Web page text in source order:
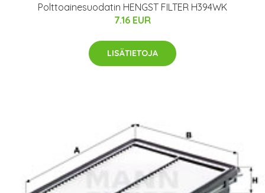
Polttoainesuodatin HENGST FILTER H394WK
7.16 EUR
LISÄTIETOJA